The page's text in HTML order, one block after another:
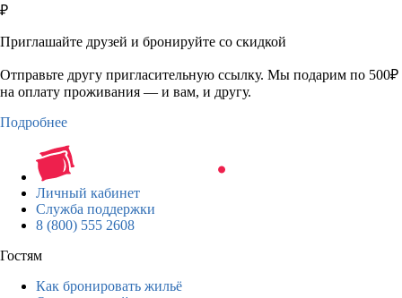
₽
Приглашайте друзей и бронируйте со скидкой
Отправьте другу пригласительную ссылку. Мы подарим по 500₽
на оплату проживания — и вам, и другу.
Подробнее
Личный кабинет
Служба поддержки
8 (800) 555 2608
Гостям
Как бронировать жильё